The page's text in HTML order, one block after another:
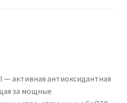
активная антиоксидантная
за мощные